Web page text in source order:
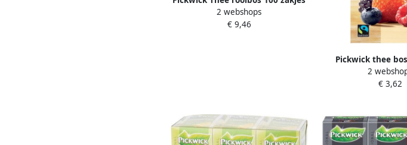
van 1.5gram met envelop
2 webshops
€ 9,46
Pickwick thee
fairtrade pak van
2
€ 3,62